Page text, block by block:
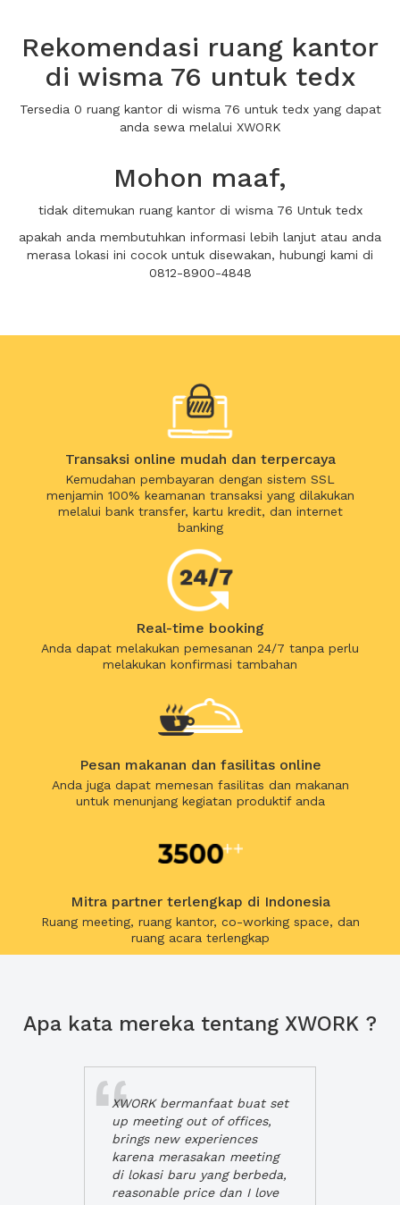
Rekomendasi ruang kantor
di wisma 76 untuk tedx
Tersedia 0 ruang kantor di wisma 76 untuk tedx yang dapat
anda sewa melalui XWORK
Mohon maaf,
tidak ditemukan ruang kantor di wisma 76 Untuk tedx
apakah anda membutuhkan informasi lebih lanjut atau anda
merasa lokasi ini cocok untuk disewakan, hubungi kami di
0812-8900-4848
Transaksi online mudah dan terpercaya
Kemudahan pembayaran dengan sistem SSL
menjamin 100% keamanan transaksi yang dilakukan
melalui bank transfer, kartu kredit, dan internet
banking
Real-time booking
Anda dapat melakukan pemesanan 24/7 tanpa perlu
melakukan konfirmasi tambahan
Pesan makanan dan fasilitas online
Anda juga dapat memesan fasilitas dan makanan
untuk menunjang kegiatan produktif anda
Mitra partner terlengkap di Indonesia
Ruang meeting, ruang kantor, co-working space, dan
ruang acara terlengkap
Apa kata mereka tentang XWORK ?
XWORK bermanfaat buat set
up meeting out of offices,
brings new experiences
karena merasakan meeting
di lokasi baru yang berbeda,
reasonable price dan I love